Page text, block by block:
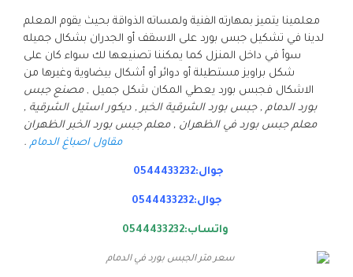
معلمينا يتميز بمهارته الفنية ولمساته الذواقة بحيث يقوم المعلم
لدينا في تشكيل جبس بورد على الاسقف أو الجدران بشكال جميله
سوأ في داخل المنزل كما يمكننا تصنيعها لك سواء كان على
شكل براويز مستطيلة أو دوائر أو أشكال بيضاوية وغيرها من
الاشكال فجبس بورد يعطي المكان شكل جميل ,مصنع جبس
بورد الدمام , جبس بورد الشرقية الخبر , ديكور استيل الشرقية ,
معلم جبس بورد في الظهران , معلم جبس بورد الخبر الظهران
مقاول اصباغ الدمام .
جوال:0544433232
جوال:0544433232
واتساب:0544433232